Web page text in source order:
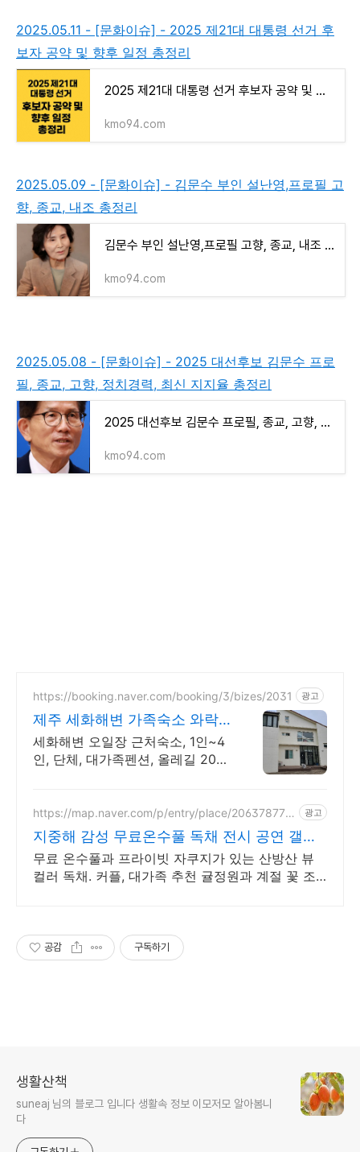
2025.05.11 - [문화이슈] - 2025 제21대 대통령 선거 후
보자 공약 및 향후 일정 총정리
2025 제21대 대통령 선거 후보자 공약 및 향후 일정 총정리
kmo94.com
2025.05.09 - [문화이슈] - 김문수 부인 설난영,프로필 고
향, 종교, 내조 총정리
김문수 부인 설난영,프로필 고향, 종교, 내조 총정리
kmo94.com
2025.05.08 - [문화이슈] - 2025 대선후보 김문수 프로
필, 종교, 고향, 정치경력, 최신 지지율 총정리
2025 대선후보 김문수 프로필, 종교, 고향, 정치경력, 최신 지지율 총정리
kmo94.com
https://booking.naver.com/booking/3/bizes/2031 광고
제주 세화해변 가족숙소 와락
세화해변 단체, 대가족 숙소
세화해변 오일장 근처숙소, 1인~4
인, 단체, 대가족펜션, 올레길 20-
2인~4인실
https://map.naver.com/p/entry/place/206378770
광고
지중해 감성 무료온수풀 독채 전시 공연 갤러
리 문화공간
무료 온수풀과 프라이빗 자쿠지가 있는 산방산 뷰
컬러 독채. 커플, 대가족 추천 귤정원과 계절 꽃 조
공감 구독하기
생활산책
suneaj 님의 블로그 입니다 생활속 정보 이모저모 알아봄니
다